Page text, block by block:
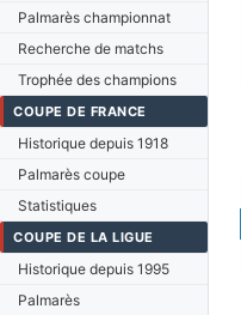
Palmarès championnat
Recherche de matchs
Trophée des champions
COUPE DE FRANCE
Historique depuis 1918
Palmarès coupe
Statistiques
COUPE DE LA LIGUE
Historique depuis 1995
Palmarès